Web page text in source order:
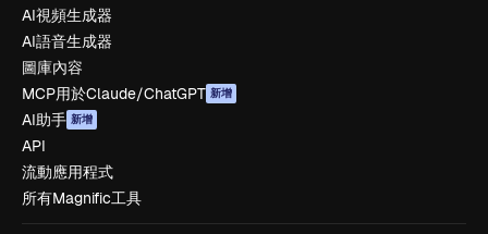
AI視頻生成器
AI語音生成器
圖庫內容
MCP用於Claude/ChatGPT 新增
AI助手 新增
API
流動應用程式
所有Magnific工具